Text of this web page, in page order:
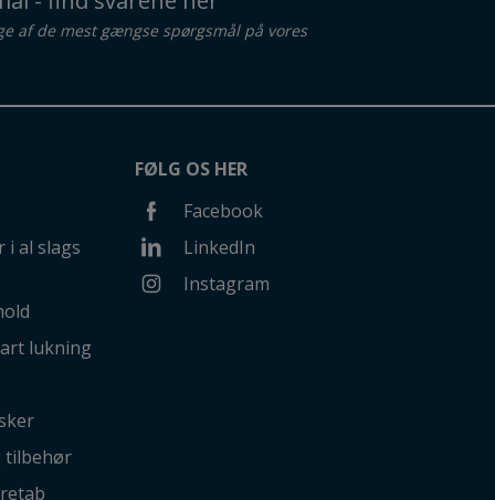
af de mest gængse spørgsmål på vores
i al slags
lukning
tilbehør
FØLG OS HER
Facebook
LinkedIn
Instagram